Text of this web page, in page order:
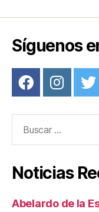
o
k
Síguenos
Noticias
Abelardo de la